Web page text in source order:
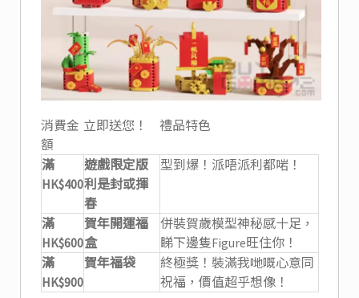
消費金
額
立即送您！ 禮品特色
滿
HK$400
遊戲限定版
利是封或揮
春
型到爆！派唔派利都啱！
滿
HK$600
賀年開運福
盒
併裝賀歲模型神秘感十足，
睇下邊隻Figure旺住你！
滿
HK$900
賀年福袋
終極獎！裝滿我哋嘅心意同
祝福，價值超乎想像！